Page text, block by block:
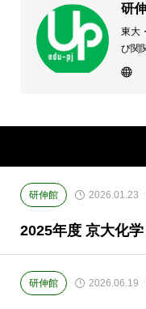
研
東大
び関
ださ
研伸館 2026.01.23
2025年度 京大化学
研伸館 2026.06.19